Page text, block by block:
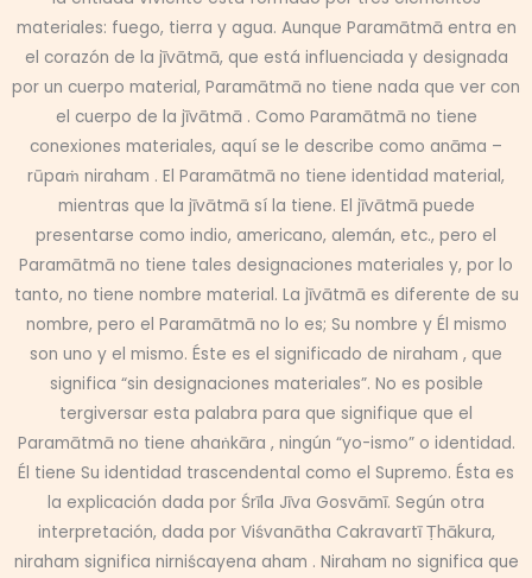
materiales: fuego, tierra y agua. Aunque Paramātmā entra en
el corazón de la jīvātmā, que está influenciada y designada
por un cuerpo material, Paramātmā no tiene nada que ver con
el cuerpo de la jīvātmā . Como Paramātmā no tiene
conexiones materiales, aquí se le describe como anāma –
rūpaṁ niraham . El Paramātmā no tiene identidad material,
mientras que la jīvātmā sí la tiene. El jīvātmā puede
presentarse como indio, americano, alemán, etc., pero el
Paramātmā no tiene tales designaciones materiales y, por lo
tanto, no tiene nombre material. La jīvātmā es diferente de su
nombre, pero el Paramātmā no lo es; Su nombre y Él mismo
son uno y el mismo. Éste es el significado de niraham , que
significa “sin designaciones materiales”. No es posible
tergiversar esta palabra para que signifique que el
Paramātmā no tiene ahaṅkāra , ningún “yo-ismo” o identidad.
Él tiene Su identidad trascendental como el Supremo. Ésta es
la explicación dada por Śrīla Jīva Gosvāmī. Según otra
interpretación, dada por Viśvanātha Cakravartī Ṭhākura,
niraham significa nirniścayena aham . Niraham no significa que